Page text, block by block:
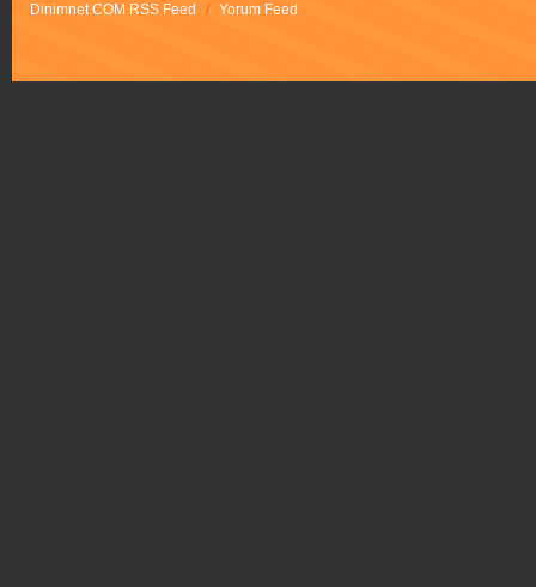
Dinimnet.COM RSS Feed / Yorum Feed